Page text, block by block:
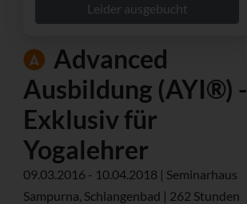
Leider ausgebucht
Advanced
Ausbildung (AYI®) -
Exklusiv für
Yogalehrer
09.03.2016 - 10.04.2018 | Seminarhaus
Sampurna, Schlangenbad | 262 Stunden